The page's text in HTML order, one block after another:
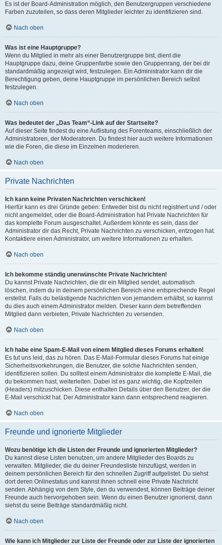
Es ist der Board-Administration möglich, den Benutzergruppen verschiedene
Farben zuzuteilen, so dass deren Mitglieder leichter zu identifizieren sind.
Nach oben
Was ist eine Hauptgruppe?
Wenn du Mitglied in mehr als einer Benutzergruppe bist, dient die
Hauptgruppe dazu, deine Gruppenfarbe sowie den Gruppenrang, der bei dir
standardmäßig angezeigt wird, festzulegen. Ein Administrator kann dir die
Berechtigung geben, deine Hauptgruppe im persönlichen Bereich selbst
festzulegen.
Nach oben
Was bedeutet der „Das Team“-Link auf der Startseite?
Auf dieser Seite findest du eine Auflistung des Forenteams, einschließlich der
Administratoren, der Moderatoren. Du findest hier auch weitere Informationen
wie die Foren, die diese im Einzelnen moderieren.
Nach oben
Private Nachrichten
Ich kann keine Privaten Nachrichten verschicken!
Hierfür kann es drei Gründe geben: Entweder bist du nicht registriert und / oder
nicht angemeldet, oder die Board-Administration hat Private Nachrichten für
das komplette Forum ausgeschaltet. Außerdem könnte es sein, dass der
Administrator dir das Recht, Private Nachrichten zu verschicken, entzogen hat.
Kontaktiere einen Administrator, um weitere Informationen zu erhalten.
Nach oben
Ich bekomme ständig unerwünschte Private Nachrichten!
Du kannst Private Nachrichten, die dir ein Mitglied sendet, automatisch
löschen, indem du in deinem persönlichen Bereich eine entsprechende Regel
erstellst. Falls du belästigende Nachrichten von jemandem erhältst, so kannst
du dies auch einem Administrator melden. Dieser kann dem betreffenden
Mitglied dann verbieten, Private Nachrichten zu versenden.
Nach oben
Ich habe eine Spam-E-Mail von einem Mitglied dieses Forums erhalten!
Es tut uns leid, das zu hören. Das E-Mail-Formular dieses Forums hat einige
Sicherheitsvorkehrungen, die Benutzer, die solche Nachrichten senden,
identifizieren sollen. Du solltest einem Administrator die komplette E-Mail, die
du bekommen hast, weiterleiten. Dabei ist es ganz wichtig, die Kopfzeilen
(Headers) mitzuschicken. Diese enthalten Details über den Benutzer, der die
E-Mail verschickt hat. Der Administrator kann dann entsprechend reagieren.
Nach oben
Freunde und ignorierte Mitglieder
Wozu benötige ich die Listen der Freunde und ignorierten Mitglieder?
Du kannst diese Listen benutzen, um andere Mitglieder des Boards zu
verwalten. Mitglieder, die du deiner Freundesliste hinzufügst, werden in
deinem persönlichen Bereich für den schnellen Zugriff aufgelistet. Du siehst
dort deren Onlinestatus und kannst ihnen schnell eine Private Nachricht
senden. Abhängig von dem Style, den du verwendest, können Beiträge deiner
Freunde auch hervorgehoben sein. Wenn du einen Benutzer ignorierst, dann
siehst du seine Beiträge standardmäßig nicht.
Nach oben
Wie kann ich Mitglieder zur Liste der Freunde oder zur Liste der ignorierten